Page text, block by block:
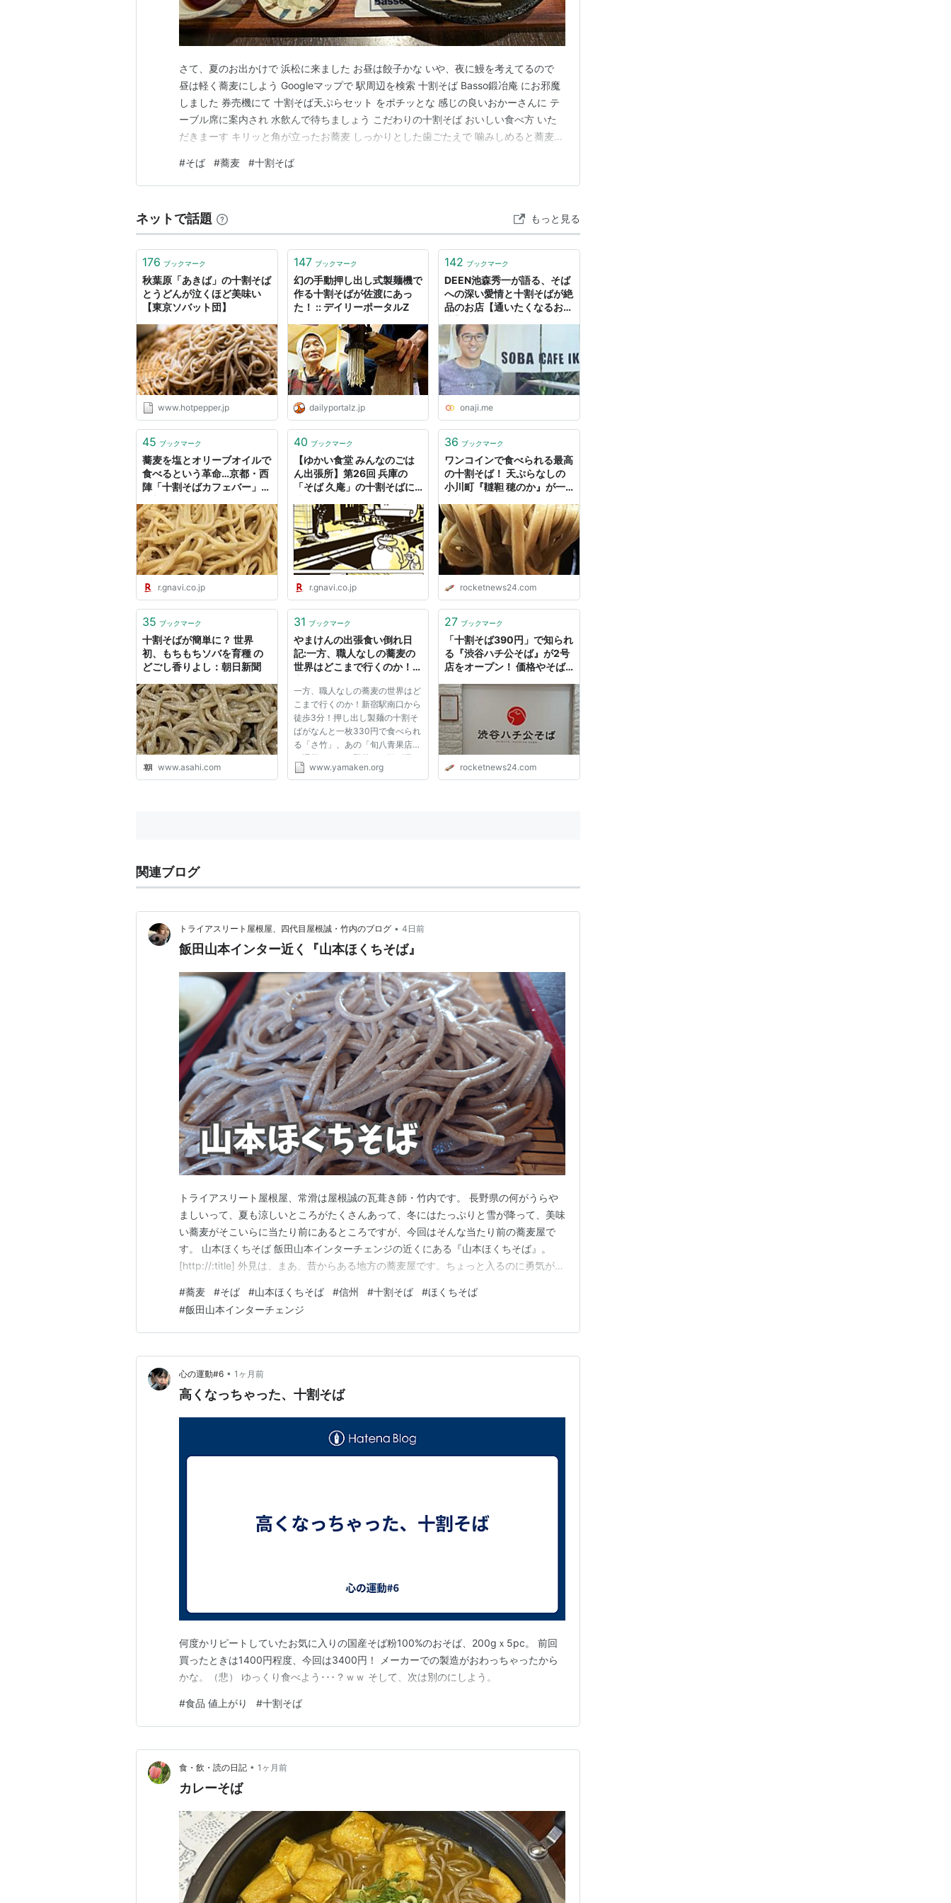
さて、夏のお出かけで 浜松に来ました お昼は餃子かな いや、夜に鰻を考えてるので
昼は軽く蕎麦にしよう Googleマップで 駅周辺を検索 十割そば Basso鍛冶庵 にお邪魔
しました 券売機にて 十割そば天ぷらセット をポチッとな 感じの良いおかーさんに テ
ーブル席に案内され 水飲んで待ちましょう こだわりの十割そば おいしい食べ方 いた
だきまーす キリッと角が立ったお蕎麦 しっかりとした歯ごたえで 噛みしめると蕎麦が
はすっごい本格的な お蕎麦屋さんでした こんな店が 近所にあったら 嬉しいなー(^o^)
ご…
#そば #蕎麦 #十割そば
ネットで話題 もっと見る
176 ブックマーク
秋葉原「あきば」の十割そば
とうどんが泣くほど美味い
【東京ソバット団】
www.hotpepper.jp
147 ブックマーク
幻の手動押し出し式製麺機で
作る十割そばが佐渡にあっ
た！ :: デイリーポータルZ
dailyportalz.jp
142 ブックマーク
DEEN池森秀一が語る、そば
への深い愛情と十割そばが絶
品のお店【通いたくなるお
ら、なじみの店へ。
onaji.me
45 ブックマーク
蕎麦を塩とオリーブオイルで
食べるという革命…京都・西
陣「十割そばカフェバー」の
び みんなのごはん
r.gnavi.co.jp
40 ブックマーク
【ゆかい食堂 みんなのごは
ん出張所】第26回 兵庫の
「そば 久庵」の十割そばに
はん
r.gnavi.co.jp
36 ブックマーク
ワンコインで食べられる最高
の十割そば！ 天ぷらなしの
小川町『韃靼 穂のか』が一
ち食いそば放浪記：第156回
rocketnews24.com
35 ブックマーク
十割そばが簡単に？ 世界
初、もちもちソバを育種 の
どごし香りよし：朝日新聞
www.asahi.com
31 ブックマーク
やまけんの出張食い倒れ日
記:一方、職人なしの蕎麦の
世界はどこまで行くのか！新
出し製麺の十割そばがなんと
一枚330円で食べられる「さ
竹」、あの「旬八青果店」が
運営するので野菜かき揚げ天
ウマし、そして生冷や麦が素
晴らしい！
一方、職人なしの蕎麦の世界はど
こまで行くのか！新宿駅南口から
徒歩3分！押し出し製麺の十割そ
ばがなんと一枚330円で食べられ
る「さ竹」、あの「旬八青果店」
が運営するので野菜かき揚げ天ウ
マし、そして生冷や麦が素晴らし
www.yamaken.org
27 ブックマーク
「十割そば390円」で知られ
る『渋谷ハチ公そば』が2号
店をオープン！ 価格やそば
について
rocketnews24.com
関連ブログ
トライアスリート屋根屋、四代目屋根誠・竹内のブログ • 4日前
飯田山本インター近く『山本ほくちそば』
トライアスリート屋根屋、常滑は屋根誠の瓦葺き師・竹内です。 長野県の何がうらや
ましいって、夏も涼しいところがたくさんあって、冬にはたっぷりと雪が降って、美味
い蕎麦がそこいらに当たり前にあるところですが、今回はそんな当たり前の蕎麦屋で
す。 山本ほくちそば 飯田山本インターチェンジの近くにある『山本ほくちそば』。
[http://:title] 外見は、まあ、昔からある地方の蕎麦屋です。ちょっと入るのに勇気がい
そば茶が出てきます。 蕎麦のメニューは十割(900円)、信州大そば(二八)、きくちゃん
(つなぎが菊芋)の三つ。山…
#蕎麦 #そば #山本ほくちそば #信州 #十割そば #ほくちそば
#飯田山本インターチェンジ
心の運動#6 • 1ヶ月前
高くなっちゃった、十割そば
何度かリピートしていたお気に入りの国産そば粉100%のおそば、200gｘ5pc。 前回
買ったときは1400円程度、今回は3400円！ メーカーでの製造がおわっちゃったから
かな。（悲） ゆっくり食べよう･･･？ｗｗ そして、次は別のにしよう。
#食品 値上がり #十割そば
食・飲・読の日記 • 1ヶ月前
カレーそば